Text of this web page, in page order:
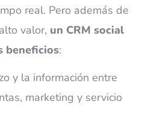
real. Pero además de
valor, un CRM social
beneficios:
y la información entre
marketing y servicio